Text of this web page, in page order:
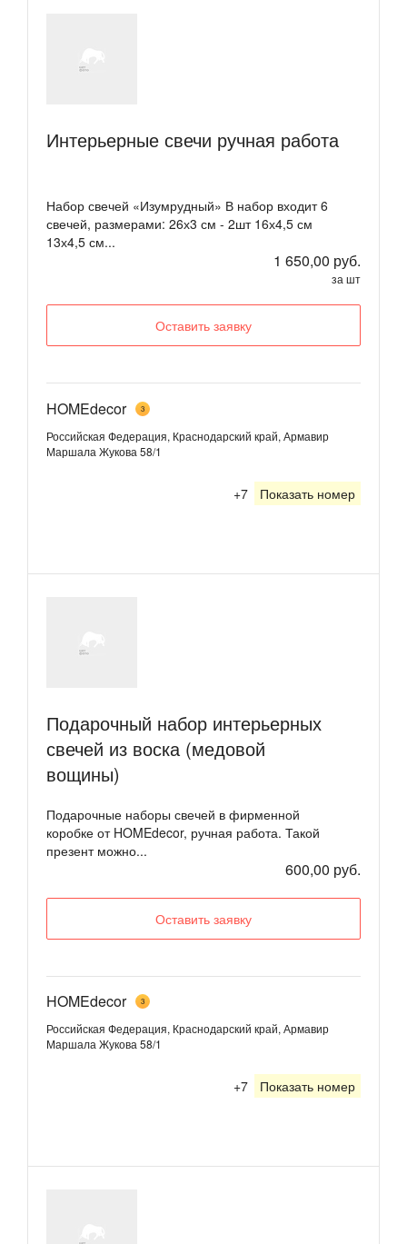
Интерьерные свечи ручная работа
Набор свечей «Изумрудный» В набор входит 6
свечей, размерами: 26х3 см - 2шт 16х4,5 см
13х4,5 см...
1 650,00 руб.
за шт
Оставить заявку
HOMEdecor 3
Российская Федерация, Краснодарский край, Армавир
Маршала Жукова 58/1
+7 Показать номер
Подарочный набор интерьерных
свечей из воска (медовой
вощины)
Подарочные наборы свечей в фирменной
коробке от HOMEdecor, ручная работа. Такой
презент можно...
600,00 руб.
Оставить заявку
HOMEdecor 3
Российская Федерация, Краснодарский край, Армавир
Маршала Жукова 58/1
+7 Показать номер